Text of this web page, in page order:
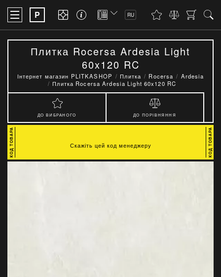
P RU
Плитка Rocersa Ardesia Light
60x120 RC
Інтернет магазин PLITKASHOP Плитка Rocersa
Ardesia
Плитка Rocersa Ardesia Light 60x120 RC
ДО ВИБРАНОГО ДО ПОРІВНЯННЯ
Скажіть цей код менеджеру